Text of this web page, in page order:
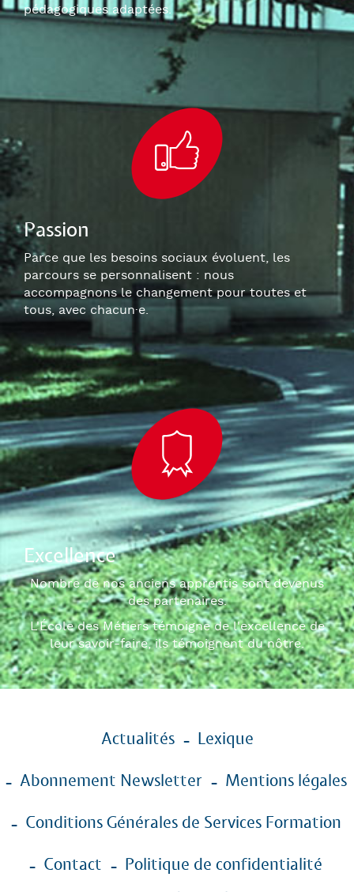
pédagogiques adaptées.
Passion
Parce que les besoins sociaux évoluent, les
parcours se personnalisent : nous
accompagnons le changement pour toutes et
tous, avec chacun·e.
Excellence
Nombre de nos anciens apprentis sont devenus
des partenaires.
L'École des Métiers témoigne de l'excellence de
leur savoir-faire, ils témoignent du nôtre.
de
page
Actualités Lexique
Abonnement Newsletter Mentions légales
Conditions Générales de Services Formation
Contact
Politique de confidentialité